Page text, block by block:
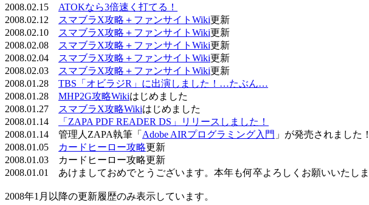
2008.02.15 ATOKなら3倍速く打てる！
2008.02.12
スマブラX攻略＋ファンサイトWiki更新
2008.02.10
スマブラX攻略＋ファンサイトWiki更新
2008.02.08
スマブラX攻略＋ファンサイトWiki更新
2008.02.04
スマブラX攻略＋ファンサイトWiki更新
2008.02.03
スマブラX攻略＋ファンサイトWiki更新
2008.01.28 TBS「オビラジR」に出演しました！…たぶん…
2008.01.28 MHP2G攻略Wikiはじめました
2008.01.27
スマブラX攻略Wikiはじめました
2008.01.14
「ZAPA PDF READER DS」リリースしました！
2008.01.14 管理人ZAPA執筆「 Adobe AIRプログラミング入門 」が発売されました！
2008.01.05
カードヒーロー攻略更新
2008.01.03 カードヒーロー攻略更新
2008.01.01 あけましておめでとうございます。本年も何卒よろしくお願いいたしま
2008年1月以降の更新履歴のみ表示しています。